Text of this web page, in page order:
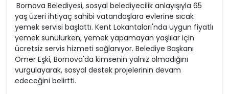
Bornova Belediyesi, sosyal belediyecilik anlayışıyla 65
yaş üzeri ihtiyaç sahibi vatandaşlara evlerine sıcak
yemek servisi başlattı. Kent Lokantaları'nda uygun fiyatlı
yemek sunulurken, yemek yapamayan yaşlılar için
ücretsiz servis hizmeti sağlanıyor. Belediye Başkanı
Ömer Eşki, Bornova'da kimsenin yalnız olmadığını
vurgulayarak, sosyal destek projelerinin devam
edeceğini belirtti.